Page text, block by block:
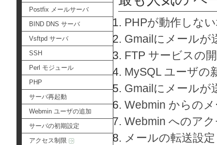
Postfix メールサーバ
BIND DNS サーバ
Vsftpd サーバ
SSH
Perl モジュール
PHP
サーバ再起動
Webmin ユーザの追加
サーバの初期設定
アクセス制限
PHPが動作しな
Gmailにメールが
FTP サービスの
MySQL ユーザの
Gmailにメールが
Webmin からの
Webmin へのア
メールの転送設定